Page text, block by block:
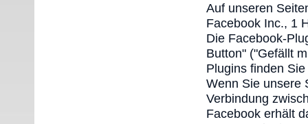
Auf unseren
Facebook Inc., 1
Die Facebook-
Button" ("Gefällt
Plugins finden
Wenn Sie unsere
Verbindung
Facebook erhält